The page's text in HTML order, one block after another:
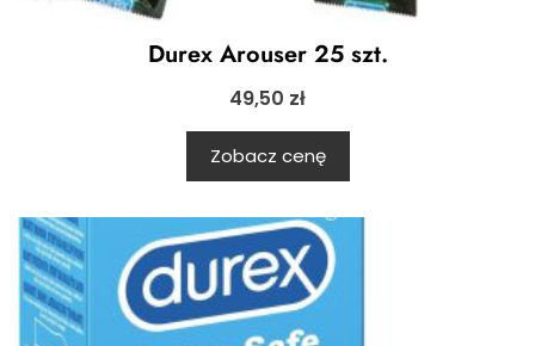
Durex Arouser 25 szt.
49,50 zł
Zobacz cenę